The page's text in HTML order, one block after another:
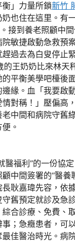
」力量所鎖新竹
也住在這里。有
接到養老照顧中
院敏捷啟動急救
過去為白叟停止
的王奶奶比來林天
平衡美學吧檯後
緣。血「我要啟
對稱！」壓偏高
中間和病院守舊
。
福利”的一份協定
中間簽署的“醫養
耿嘉瑋先容，依
舊預定就診及急
合診療、免費、
；急癥患者，可
佳醫治時光。病